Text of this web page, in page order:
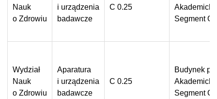
Nauk
o Zdrowiu
i urządzenia
badawcze
C 0.25
Segment C
Wydział
Nauk
o Zdrowiu
Aparatura
i urządzenia
badawcze
C 0.25
Budynek
Segment C